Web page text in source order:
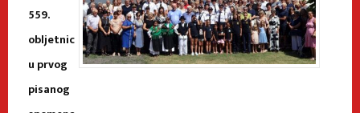
559.
obljetnic
u prvog
pisanog